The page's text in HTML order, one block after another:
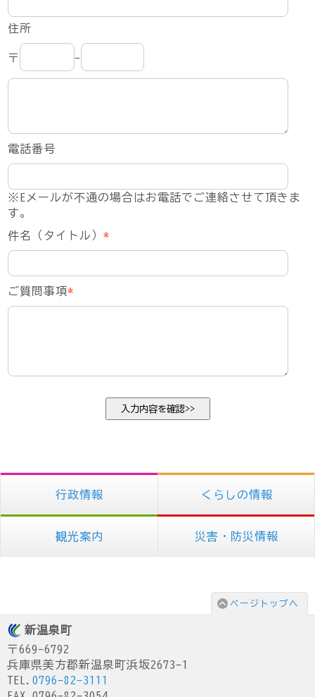
住所
〒 -
電話番号
※Eメールが不通の場合はお電話でご連絡させて頂きま
す。
件名（タイトル）*
ご質問事項*
行政情報 くらしの情報
観光案内 災害・防災情報
ページトップへ
新温泉町
〒669-6792
兵庫県美方郡新温泉町浜坂2673-1
TEL. 0796-82-3111